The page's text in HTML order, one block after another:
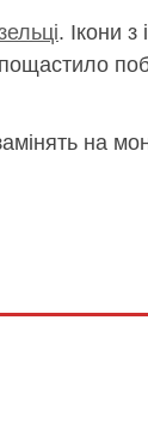
. Ікони з
на